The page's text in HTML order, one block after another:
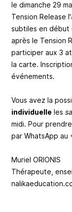
le dimanche 29
Tension Release
subtiles en début
après le Tension
participer aux 3
la carte.
événements.
Vous avez la
individuelle les
midi. Pour
par WhatsApp au
Muriel ORIONIS
Thérapeute,